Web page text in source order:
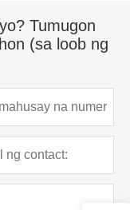
Tumugon
(sa loob ng